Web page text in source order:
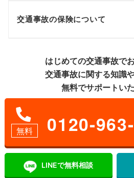
交通事故の保険について
はじめての交通事故で
交通事故に関する知識
無料でサポートいた
無料 0120-
LINEで無料相談